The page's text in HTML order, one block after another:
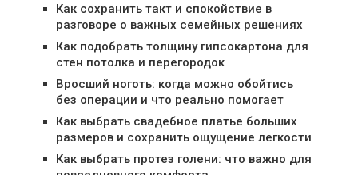
Как сохранить такт и спокойствие в
разговоре о важных семейных решениях
Как подобрать толщину гипсокартона для
стен потолка и перегородок
Вросший ноготь: когда можно обойтись
без операции и что реально помогает
Как выбрать свадебное платье больших
размеров и сохранить ощущение легкости
Как выбрать протез голени: что важно для